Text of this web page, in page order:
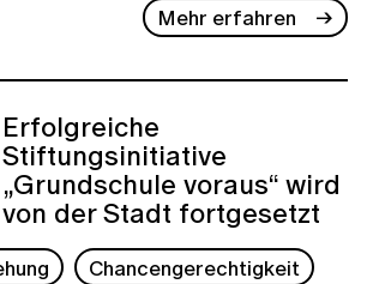
Mehr erfahren
Erfolgreiche
Stiftungsinitiative
„Grundschule voraus“ wird
von der Stadt fortgesetzt
Chancengerechtigkeit